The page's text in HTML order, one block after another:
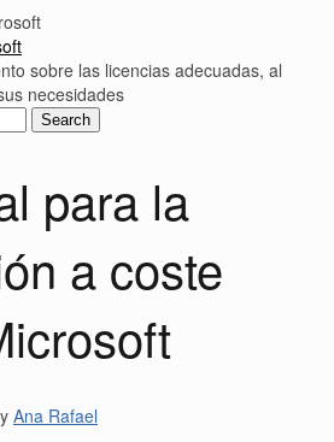
sobre las licencias adecuadas, al
necesidades
para la
a coste
Ana Rafael